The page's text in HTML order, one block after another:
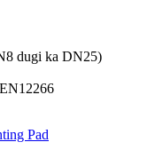
dugi ka DN25)